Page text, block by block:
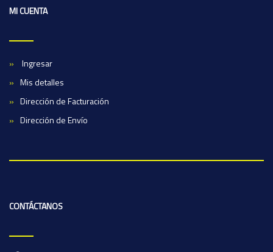
MI CUENTA
Ingresar
Mis detalles
Dirección de Facturación
Dirección de Envío
CONTÁCTANOS